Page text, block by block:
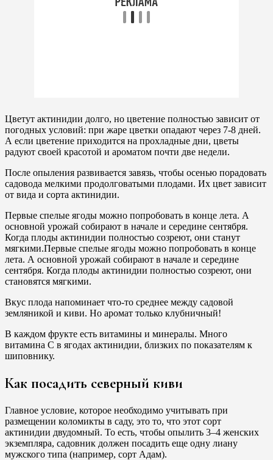
Цветут актинидии долго, но цветение полностью зависит от
погодных условий: при жаре цветки опадают через 7-8 дней.
А если цветение приходится на прохладные дни, цветы
радуют своей красотой и ароматом почти две недели.
После опыления развивается завязь, чтобы осенью порадовать
садовода мелкими продолговатыми плодами. Их цвет зависит
от вида и сорта актинидии.
Первые спелые ягоды можно попробовать в конце лета. А
основной урожай собирают в начале и середине сентября.
Когда плоды актинидии полностью созреют, они станут
мягкими.Первые спелые ягоды можно попробовать в конце
лета. А основной урожай собирают в начале и середине
сентября. Когда плоды актинидии полностью созреют, они
становятся мягкими.
Вкус плода напоминает что-то среднее между садовой
земляникой и киви. Но аромат только клубничный!
В каждом фрукте есть витамины и минералы. Много
витамина С в ягодах актинидии, близких по показателям к
шиповнику.
Как посадить северный киви
Главное условие, которое необходимо учитывать при
размещении коломикты в саду, это то, что этот сорт
актинидии двудомный. То есть, чтобы опылить 3–4 женских
экземпляра, садовник должен посадить еще одну лиану
мужского типа (например, сорт Адам).